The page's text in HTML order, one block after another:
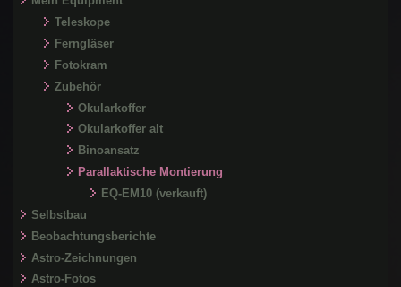
Teleskope
Ferngläser
Fotokram
Zubehör
Okularkoffer
Okularkoffer alt
Binoansatz
Parallaktische Montierung
EQ-EM10 (verkauft)
Selbstbau
Beobachtungsberichte
Astro-Zeichnungen
Astro-Fotos